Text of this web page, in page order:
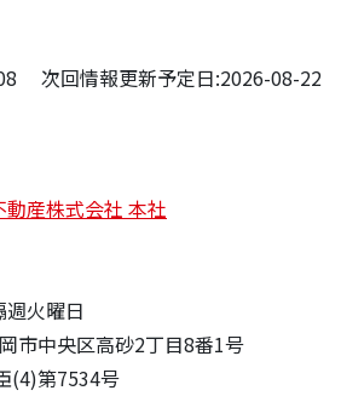
次回情報更新予定日:2026-08-22
産株式会社 本社
火曜日
市中央区高砂2丁目8番1号
(4)第7534号